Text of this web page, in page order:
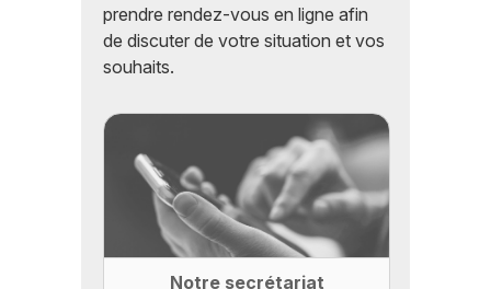
prendre rendez-vous en ligne afin
de discuter de votre situation et vos
souhaits.
Notre secrétariat